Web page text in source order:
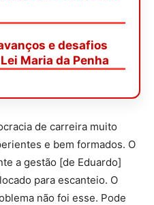
e desafios
Maria da Penha
de carreira muito
e bem formados. O
a gestão [de Eduardo]
para escanteio. O
não foi esse. Pode